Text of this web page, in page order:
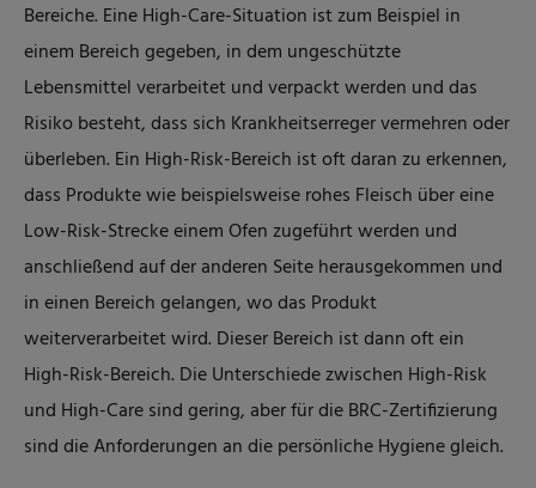
Bereiche. Eine High-Care-Situation ist zum Beispiel in
einem Bereich gegeben, in dem ungeschützte
Lebensmittel verarbeitet und verpackt werden und das
Risiko besteht, dass sich Krankheitserreger vermehren oder
überleben. Ein High-Risk-Bereich ist oft daran zu erkennen,
dass Produkte wie beispielsweise rohes Fleisch über eine
Low-Risk-Strecke einem Ofen zugeführt werden und
anschließend auf der anderen Seite herausgekommen und
in einen Bereich gelangen, wo das Produkt
weiterverarbeitet wird. Dieser Bereich ist dann oft ein
High-Risk-Bereich. Die Unterschiede zwischen High-Risk
und High-Care sind gering, aber für die BRC-Zertifizierung
sind die Anforderungen an die persönliche Hygiene gleich.